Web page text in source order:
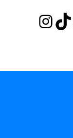
InstagramTikTok